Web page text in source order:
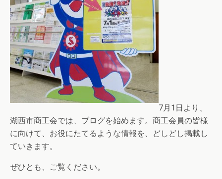
7月1日より、
湖西市商工会では、ブログを始めます。商工会員の皆様
に向けて、お役にたてるような情報を、どしどし掲載し
ていきます。
ぜひとも、ご覧ください。